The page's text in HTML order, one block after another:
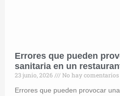
Errores que pueden
sanitaria en un
23 junio, 2026
No hay comentarios
Errores que pueden provocar